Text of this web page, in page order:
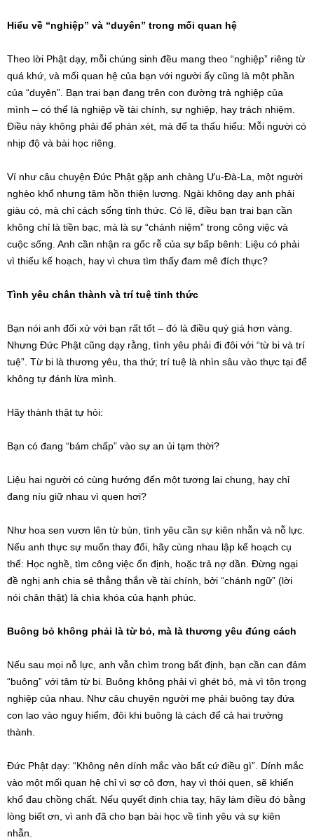
Hiểu về “nghiệp” và “duyên” trong mối quan hệ
Theo lời Phật dạy, mỗi chúng sinh đều mang theo “nghiệp” riêng từ
quá khứ, và mối quan hệ của bạn với người ấy cũng là một phần
của “duyên”. Bạn trai bạn đang trên con đường trả nghiệp của
mình – có thể là nghiệp về tài chính, sự nghiệp, hay trách nhiệm.
Điều này không phải để phán xét, mà để ta thấu hiểu: Mỗi người có
nhịp độ và bài học riêng.
Ví như câu chuyện Đức Phật gặp anh chàng Ưu-Đà-La, một người
nghèo khổ nhưng tâm hồn thiện lương. Ngài không dạy anh phải
giàu có, mà chỉ cách sống tỉnh thức. Có lẽ, điều bạn trai bạn cần
không chỉ là tiền bạc, mà là sự “chánh niệm” trong công việc và
cuộc sống. Anh cần nhận ra gốc rễ của sự bấp bênh: Liệu có phải
vì thiếu kế hoạch, hay vì chưa tìm thấy đam mê đích thực?
Tình yêu chân thành và trí tuệ tỉnh thức
Bạn nói anh đối xử với bạn rất tốt – đó là điều quý giá hơn vàng.
Nhưng Đức Phật cũng dạy rằng, tình yêu phải đi đôi với “từ bi và trí
tuệ”. Từ bi là thương yêu, tha thứ; trí tuệ là nhìn sâu vào thực tại để
không tự đánh lừa mình.
Hãy thành thật tự hỏi:
Bạn có đang “bám chấp” vào sự an ủi tạm thời?
Liệu hai người có cùng hướng đến một tương lai chung, hay chỉ
đang níu giữ nhau vì quen hơi?
Như hoa sen vươn lên từ bùn, tình yêu cần sự kiên nhẫn và nỗ lực.
Nếu anh thực sự muốn thay đổi, hãy cùng nhau lập kế hoạch cụ
thể: Học nghề, tìm công việc ổn định, hoặc trả nợ dần. Đừng ngại
đề nghị anh chia sẻ thẳng thắn về tài chính, bởi “chánh ngữ” (lời
nói chân thật) là chìa khóa của hạnh phúc.
Buông bỏ không phải là từ bỏ, mà là thương yêu đúng cách
Nếu sau mọi nỗ lực, anh vẫn chìm trong bất định, bạn cần can đảm
“buông” với tâm từ bi. Buông không phải vì ghét bỏ, mà vì tôn trọng
nghiệp của nhau. Như câu chuyện người mẹ phải buông tay đứa
con lao vào nguy hiểm, đôi khi buông là cách để cả hai trưởng
thành.
Đức Phật dạy: “Không nên dính mắc vào bất cứ điều gì”. Dính mắc
vào một mối quan hệ chỉ vì sợ cô đơn, hay vì thói quen, sẽ khiến
khổ đau chồng chất. Nếu quyết định chia tay, hãy làm điều đó bằng
lòng biết ơn, vì anh đã cho bạn bài học về tình yêu và sự kiên
nhẫn.